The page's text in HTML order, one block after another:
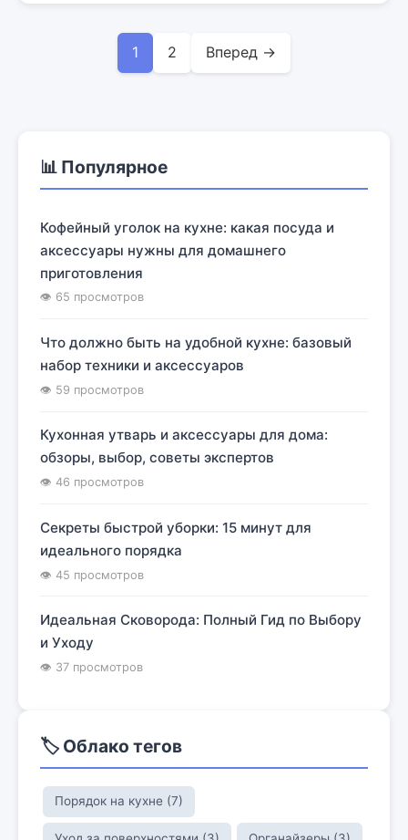
1 2 Вперед →
📊 Популярное
Кофейный уголок на кухне: какая посуда и
аксессуары нужны для домашнего
приготовления
👁 65 просмотров
Что должно быть на удобной кухне: базовый
набор техники и аксессуаров
👁 59 просмотров
Кухонная утварь и аксессуары для дома:
обзоры, выбор, советы экспертов
👁 46 просмотров
Секреты быстрой уборки: 15 минут для
идеального порядка
👁 45 просмотров
Идеальная Сковорода: Полный Гид по Выбору
и Уходу
👁 37 просмотров
🏷️ Облако тегов
Порядок на кухне (7)